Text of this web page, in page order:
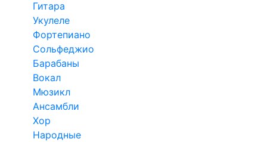
Гитара
Укулеле
Фортепиано
Сольфеджио
Барабаны
Вокал
Мюзикл
Ансамбли
Хор
Народные